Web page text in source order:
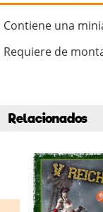
Contiene una
Requiere de
Relacionados